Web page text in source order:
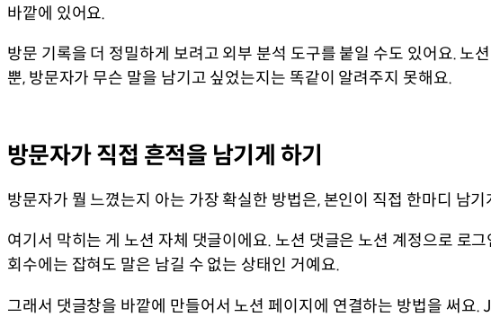
바깥에 있어요.
방문 기록을 더 정밀하게 보려고 외부 분석 도구를 붙일 수도 있어요. 노
뿐, 방문자가 무슨 말을 남기고 싶었는지는 똑같이 알려주지 못해요.
방문자가 직접 흔적을 남기게 하기
방문자가 뭘 느꼈는지 아는 가장 확실한 방법은, 본인이 직접 한마디 남
여기서 막히는 게 노션 자체 댓글이에요. 노션 댓글은 노션 계정으로 로
회수에는 잡혀도 말은 남길 수 없는 상태인 거예요.
그래서 댓글창을 바깥에 만들어서 노션 페이지에 연결하는 방법을 써